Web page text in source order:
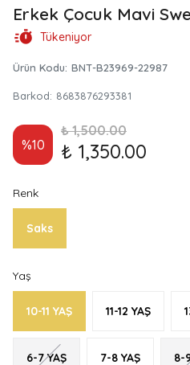
Erkek Çocuk Mavi
Tükeniyor
Ürün Kodu: BNT-B23969-22987
Barkod: 8683876293381
%10
₺ 1,500.00
₺ 1,350.00
Renk
Saks
Yaş
10-11 YAŞ 11-12 YAŞ
6-7 YAŞ 7-8 YAŞ 8-